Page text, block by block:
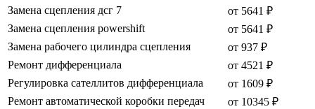
Замена сцепления дсг 7
от 5641 ₽
Замена сцепления powershift
от 5641 ₽
Замена рабочего цилиндра сцепления
от 937 ₽
Ремонт дифференциала
от 4521 ₽
Регулировка сателлитов дифференциала
от 1609 ₽
Ремонт автоматической коробки передач
от 10345 ₽